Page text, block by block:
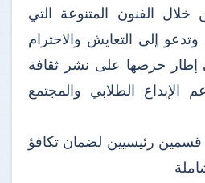
الفنون المتنوعة التي
وتدعو إلى التعايش والاحترام
إطار حرصها على نشر ثقافة
الإبداع الطلابي والمجتمع
قسمين رئيسيين لضمان تكافؤ